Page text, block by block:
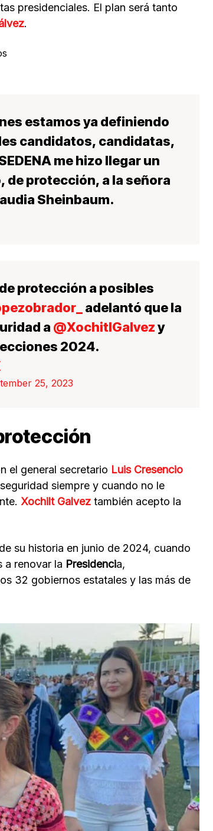
presidenciales. El plan será tanto
.
estamos ya definiendo
candidatos, candidatas,
me hizo llegar un
de protección, a la señora
Sheinbaum.
protección a posibles
adelantó que la
a @XochitlGalvezy
2024.
25, 2023
el general secretario Luis Cresencio
siempre y cuando no le
Xochilt Galvez también acepto la
su historia en junio de 2024, cuando
a renovar la Presidencia,
32 gobiernos estatales y las más de